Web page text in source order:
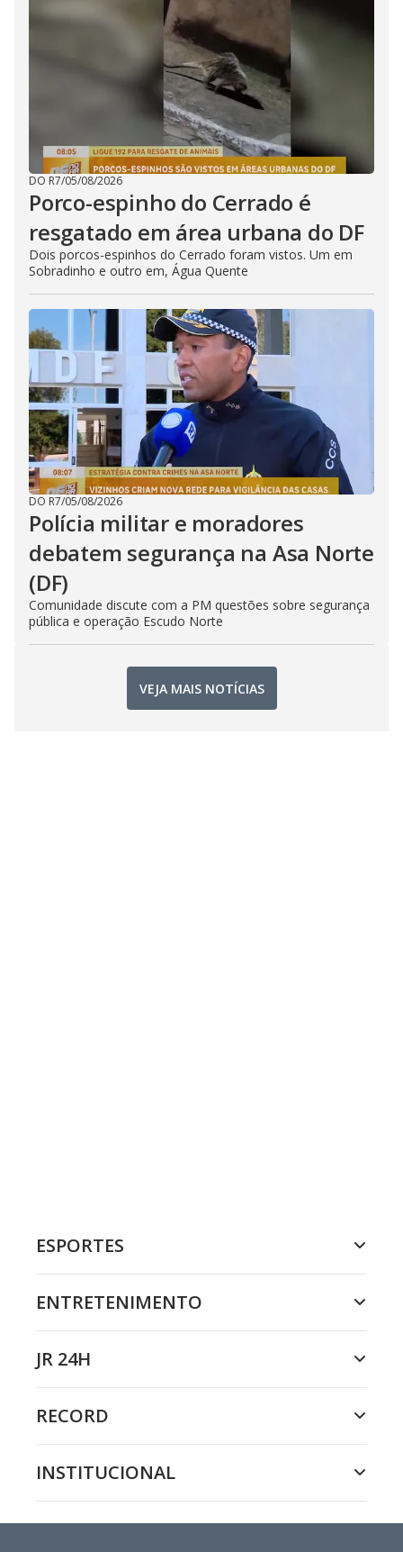
DO R7/05/08/2026
Porco-espinho do Cerrado é
resgatado em área urbana do DF
Dois porcos-espinhos do Cerrado foram vistos. Um em
Sobradinho e outro em, Água Quente
DO R7/05/08/2026
Polícia militar e moradores
debatem segurança na Asa Norte
(DF)
Comunidade discute com a PM questões sobre segurança
pública e operação Escudo Norte
VEJA MAIS NOTÍCIAS
ESPORTES
ENTRETENIMENTO
JR 24H
RECORD
INSTITUCIONAL